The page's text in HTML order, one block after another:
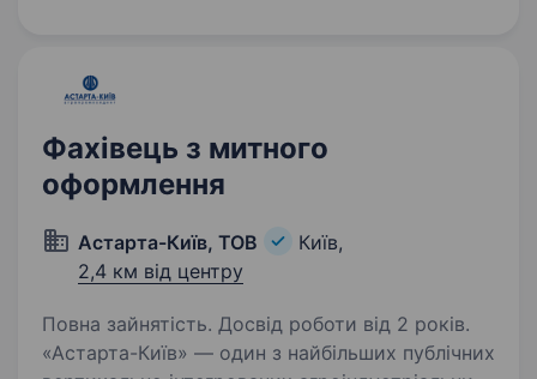
Фахівець з митного
оформлення
Астарта-Київ, ТОВ
Київ,
2,4 км від центру
Повна зайнятість. Досвід роботи від 2 років.
«Астарта-Київ» — один з найбільших публічних